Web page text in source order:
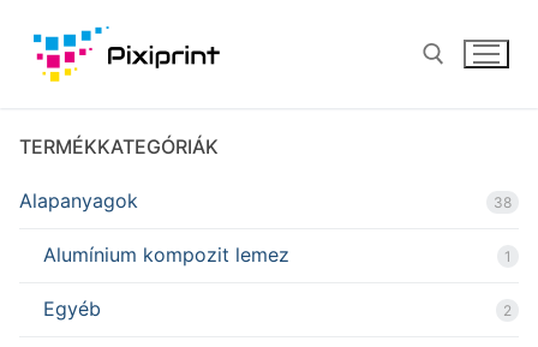
tartalomra
TERMÉKKATEGÓRIÁK
Alapanyagok 38
Alumínium kompozit lemez 1
Egyéb 2